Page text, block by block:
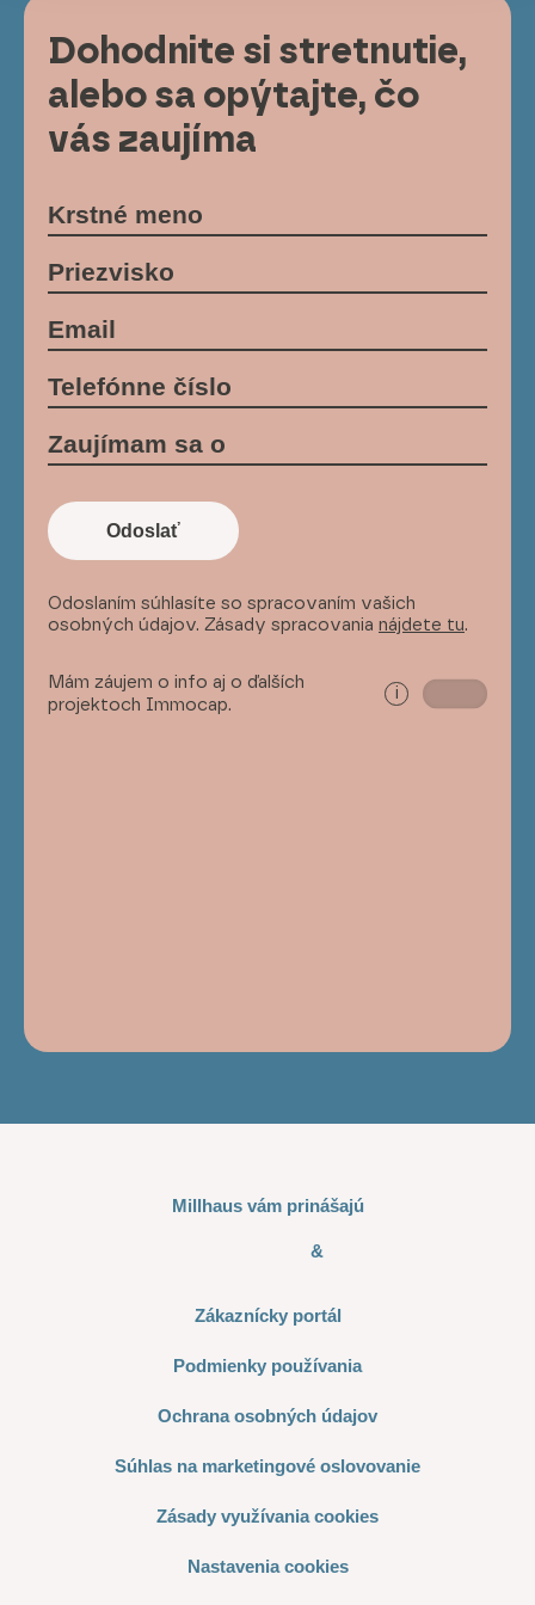
Dohodnite si stretnutie,
alebo sa opýtajte, čo
vás zaujíma
Odoslať
Odoslaním súhlasíte so spracovaním vašich
osobných údajov. Zásady spracovania nájdete tu.
Mám záujem o info aj o ďalších
projektoch Immocap.
i
Millhaus vám prinášajú
&
Zákaznícky portál
Podmienky používania
Ochrana osobných údajov
Súhlas na marketingové oslovovanie
Zásady využívania cookies
Nastavenia cookies